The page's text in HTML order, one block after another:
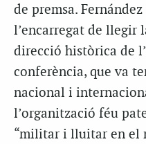
de premsa.
l’encarregat de llegir
direcció històrica de
conferència, que va
nacional i
l’organització féu
“militar i lluitar en el